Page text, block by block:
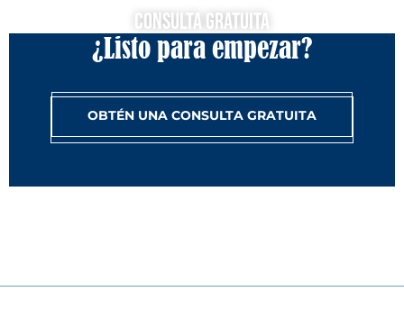
Consulta Gratuita
¿Listo para empezar?
OBTÉN UNA CONSULTA GRATUITA